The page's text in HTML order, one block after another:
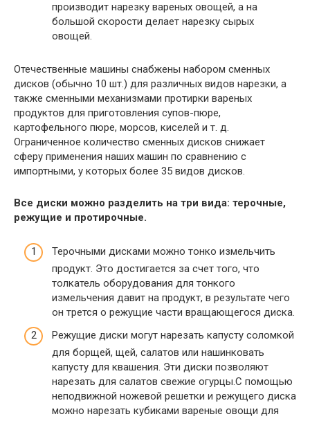
производит нарезку вареных овощей, а на
большой скорости делает нарезку сырых
овощей.
Отечественные машины снабжены набором сменных
дисков (обычно 10 шт.) для различных видов нарезки, а
также сменными механизмами протирки вареных
продуктов для приготовления супов-пюре,
картофельного пюре, морсов, киселей и т. д.
Ограниченное количество сменных дисков снижает
сферу применения наших машин по сравнению с
импортными, у которых более 35 видов дисков.
Все диски можно разделить на три вида: терочные,
режущие и протирочные.
Терочными дисками можно тонко измельчить
продукт. Это достигается за счет того, что
толкатель оборудования для тонкого
измельчения давит на продукт, в результате чего
он трется о режущие части вращающегося диска.
Режущие диски могут нарезать капусту соломкой
для борщей, щей, салатов или нашинковать
капусту для квашения. Эти диски позволяют
нарезать для салатов свежие огурцы.С помощью
неподвижной ножевой решетки и режущего диска
можно нарезать кубиками вареные овощи для